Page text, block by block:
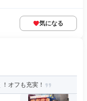
気になる
オフも充実！